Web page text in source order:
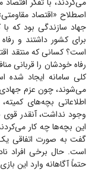
اصطلاح «اقتصاد
جهاد سازندگی بود که با
برای کشور داشتند و
است؟ کسانی که منتقد
رفاه خودشان را قربانی
کلی سامانه ایجاد
می‌شوند، چون عزم جهادی
اطلاعاتی بچه‌های
وجود نداشت، آنقدر قوی
این بچه‌ها چه کار
گفت به صورت اتفاقی
است. حال برخی افراد
حتماً آگاهانه وارد این